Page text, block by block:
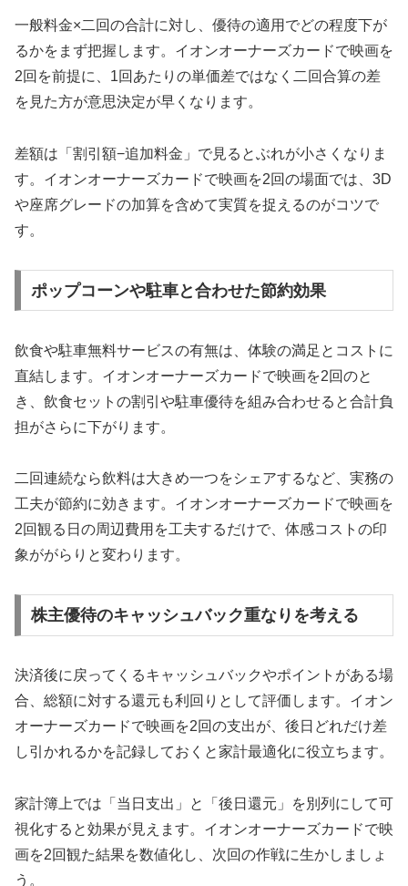
一般料金×二回の合計に対し、優待の適用でどの程度下が
るかをまず把握します。イオンオーナーズカードで映画を
2回を前提に、1回あたりの単価差ではなく二回合算の差
を見た方が意思決定が早くなります。
差額は「割引額−追加料金」で見るとぶれが小さくなりま
す。イオンオーナーズカードで映画を2回の場面では、3D
や座席グレードの加算を含めて実質を捉えるのがコツで
す。
ポップコーンや駐車と合わせた節約効果
飲食や駐車無料サービスの有無は、体験の満足とコストに
直結します。イオンオーナーズカードで映画を2回のと
き、飲食セットの割引や駐車優待を組み合わせると合計負
担がさらに下がります。
二回連続なら飲料は大きめ一つをシェアするなど、実務の
工夫が節約に効きます。イオンオーナーズカードで映画を
2回観る日の周辺費用を工夫するだけで、体感コストの印
象ががらりと変わります。
株主優待のキャッシュバック重なりを考える
決済後に戻ってくるキャッシュバックやポイントがある場
合、総額に対する還元も利回りとして評価します。イオン
オーナーズカードで映画を2回の支出が、後日どれだけ差
し引かれるかを記録しておくと家計最適化に役立ちます。
家計簿上では「当日支出」と「後日還元」を別列にして可
視化すると効果が見えます。イオンオーナーズカードで映
画を2回観た結果を数値化し、次回の作戦に生かしましょ
う。